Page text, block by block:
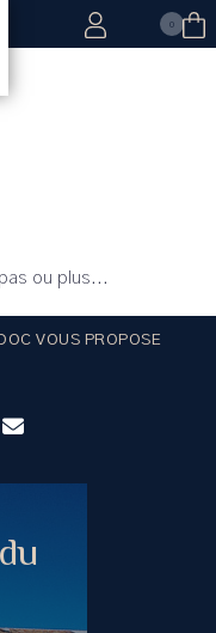
0
ou plus...
VOUS PROPOSE